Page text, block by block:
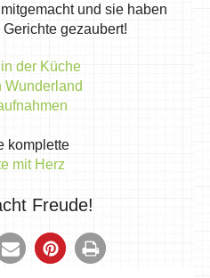
und sie haben
gezaubert!
der Küche
Wunderland
komplette
mit Herz
Freude!